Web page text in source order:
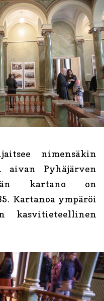
nimensäkin
aivan Pyhäjärven
kartano on
Kartanoa ympäröi
kasvitieteellinen